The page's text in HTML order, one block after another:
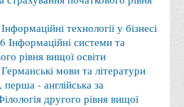
перекладу
громадськістю
технології у бізнесі
Інформаційні системи та
рівня вищої освіти
мови та літератури
- англійська за
другого рівня вищої